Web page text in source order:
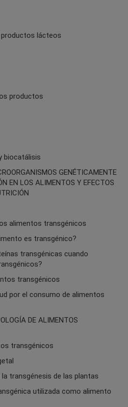
lácteos
productos
biocatálisis
GENÉTICAMENTE
EN LOS ALIMENTOS Y EFECTOS
alimentos transgénicos
es transgénico?
transgénicas cuando
transgénicos
por el consumo de alimentos
DE ALIMENTOS
transgénicos
transgénesis de las plantas
utilizada como alimento